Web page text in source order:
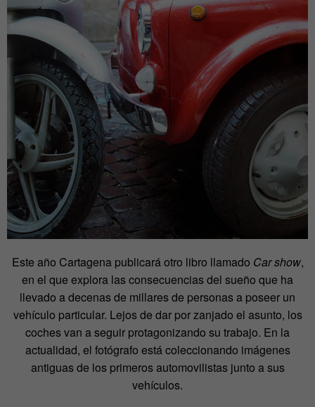
Este año Cartagena publicará otro libro llamado Car show,
en el que explora las consecuencias del sueño que ha
llevado a decenas de millares de personas a poseer un
vehículo particular. Lejos de dar por zanjado el asunto, los
coches van a seguir protagonizando su trabajo. En la
actualidad, el fotógrafo está coleccionando imágenes
antiguas de los primeros automovilistas junto a sus
vehículos.